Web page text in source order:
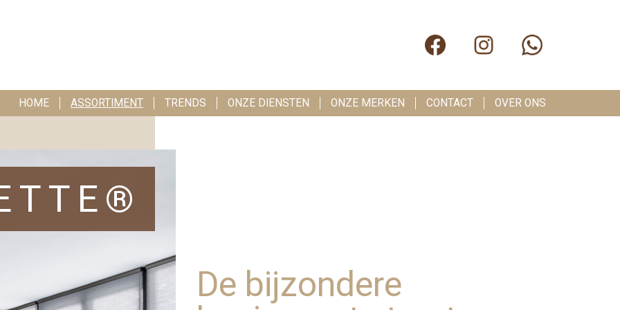
HOME ASSORTIMENT TRENDS ONZE DIENSTEN ONZE MERKEN CONTACT OVER ONS
De bijzondere